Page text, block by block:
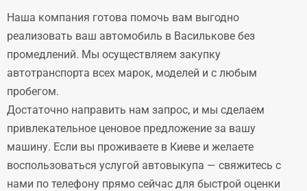
Наша компания готова помочь вам выгодно
реализовать ваш автомобиль в Василькове без
промедлений. Мы осуществляем закупку
автотранспорта всех марок, моделей и с любым
пробегом.
Достаточно направить нам запрос, и мы сделаем
привлекательное ценовое предложение за вашу
машину. Если вы проживаете в Киеве и желаете
воспользоваться услугой автовыкупа — свяжитесь с
нами по телефону прямо сейчас для быстрой оценки